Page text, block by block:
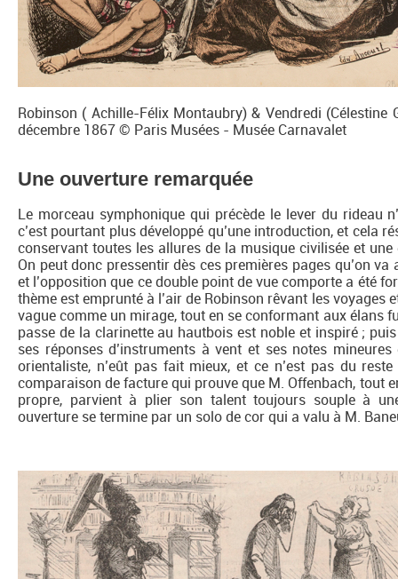
Robinson ( Achille-Félix Montaubry) & Vendredi
décembre 1867 © Paris Musées - Musée Carnavalet
Une ouverture remarquée
Le morceau symphonique qui précède le lever du rideau
c’est pourtant plus développé qu’une introduction, et cela
conservant toutes les allures de la musique civilisée et
On peut donc pressentir dès ces premières pages qu’on
et l’opposition que ce double point de vue comporte a été
thème est emprunté à l’air de Robinson rêvant les voyages
vague comme un mirage, tout en se conformant aux élans
passe de la clarinette au hautbois est noble et inspiré ;
ses réponses d’instruments à vent et ses notes
orientaliste, n’eût pas fait mieux, et ce n’est pas du
comparaison de facture qui prouve que M. Offenbach, tout
propre, parvient à plier son talent toujours souple à
ouverture se termine par un solo de cor qui a valu à M.